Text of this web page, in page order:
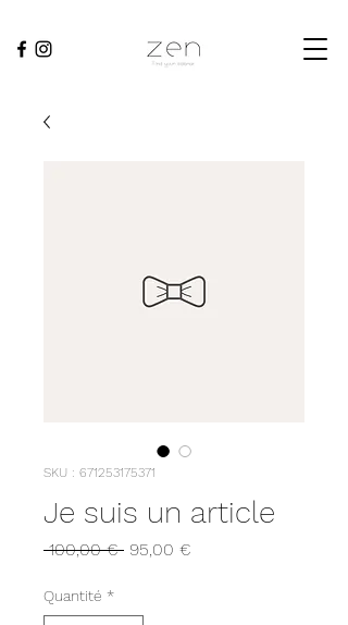
SKU : 671253175371
Je suis un article
100,00 € Prix
95,00 €
Quantité *